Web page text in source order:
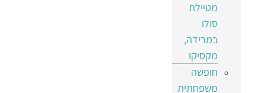
מטיילת
סולו
במרידה,
מקסיקו
חופשה
משפחתית